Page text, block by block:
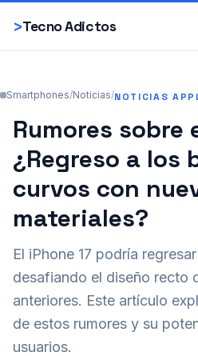
>Tecno Adictos
Smartphones
Smartphones/Noticias/NOTICIAS
Rumores sobre
¿Regreso a los
curvos con
materiales?
El iPhone 17 podría
desafiando el diseño recto
anteriores. Este artículo
de estos rumores y su
usuarios.